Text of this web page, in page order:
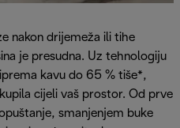
nakon drijemeža ili tihe
je presudna. Uz tehnologiju
kavu do 65 % tiše*,
cijeli vaš prostor. Od prve
smanjenjem buke